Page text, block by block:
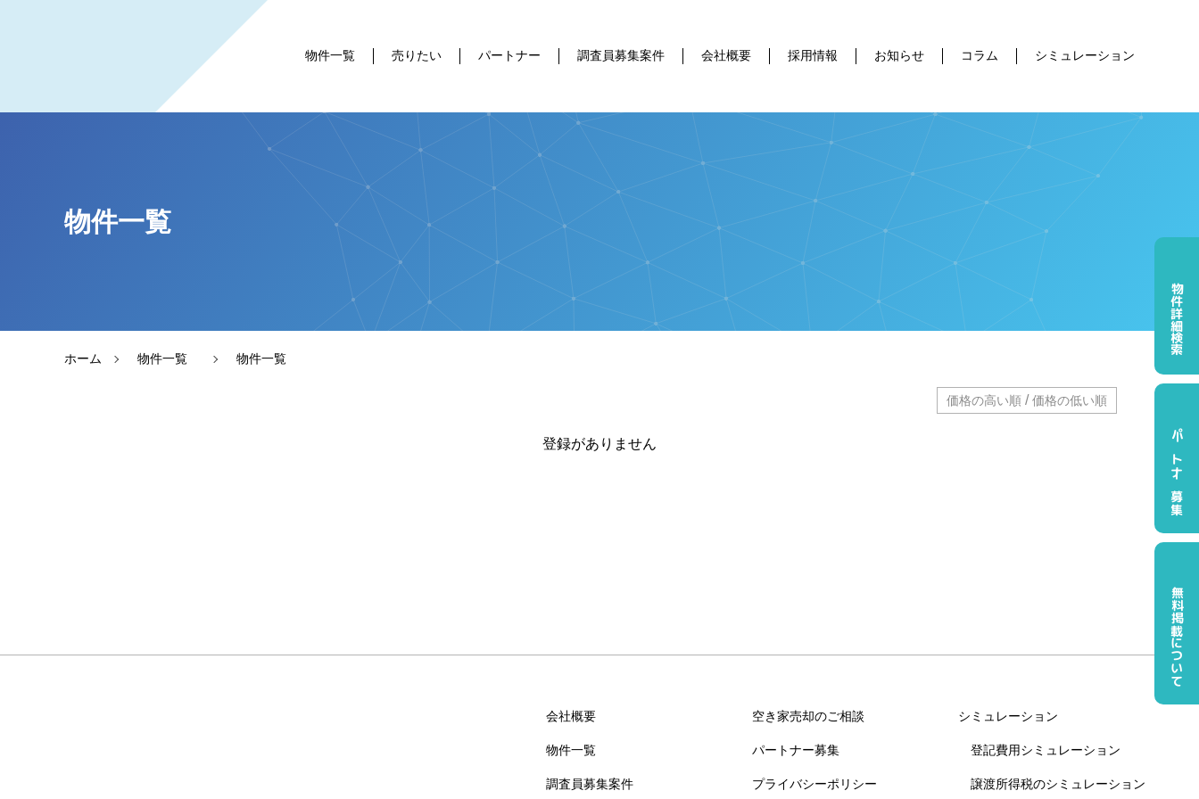
物件一覧 売りたい パートナー 調査員募集案件 会社概要 採用情報 お知らせ コラム シミュレーション
物件詳細検索
パートナー募集
無料掲載について
物件一覧
ホーム 物件一覧 物件一覧
価格の高い順 /価格の低い順
登録がありません
会社概要
物件一覧
調査員募集案件
空き家売却のご相談
パートナー募集
プライバシーポリシー
シミュレーション
登記費用シミュレーション
譲渡所得税のシミュレーション